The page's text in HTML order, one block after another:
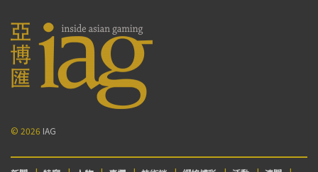
© 2026 IAG